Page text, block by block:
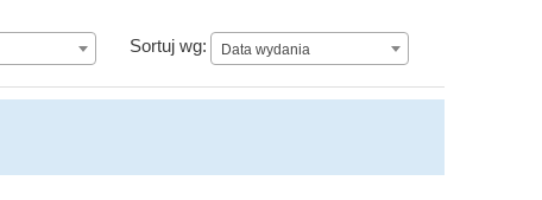
Sortuj wg: Data wydania
Data wydania